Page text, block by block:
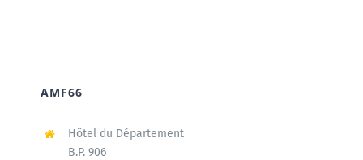
AMF66
Hôtel du Département
B.P. 906